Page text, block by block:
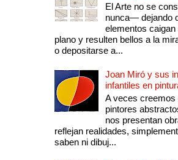
El Arte no se
nunca— dejando
elementos caigan
plano y resulten bellos a la
o depositarse a...
Joan Miró y sus
infantiles en
A veces creemos
pintores
nos presentan
reflejan realidades,
saben ni dibuj...